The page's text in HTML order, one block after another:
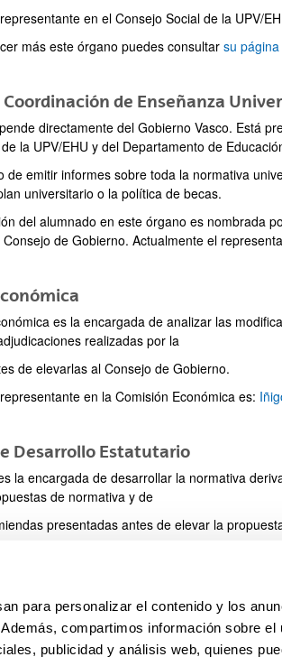
para personalizar el contenido y los
compartimos información sobre el
publicidad y análisis web, quienes
en el Consejo Social de la UPV/
más este órgano puedes consultar su
Coordinación de Enseñanza
directamente del Gobierno Vasco. Está
la UPV/EHU y del Departamento de
de emitir informes sobre toda la normativa
universitario o la política de becas.
del alumnado en este órgano es nombrada
de Gobierno. Actualmente el
es la encargada de analizar las
realizadas por la
de elevarlas al Consejo de Gobierno.
en la Comisión Económica es:
Desarrollo Estatutario
la encargada de desarrollar la normativa
de normativa y de
presentadas antes de elevar la